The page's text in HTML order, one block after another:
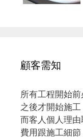
顧客需知
所有工程開始
之後才開始施
而客人個人理
費用跟施工細